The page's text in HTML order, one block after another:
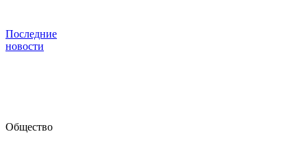
Последние
новости
Общество